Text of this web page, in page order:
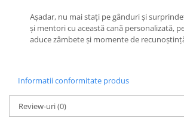
Așadar, nu mai stați pe gânduri și
și mentori cu această cană personalizată,
aduce zâmbete și momente de
Informatii conformitate produs
Review-uri(0)